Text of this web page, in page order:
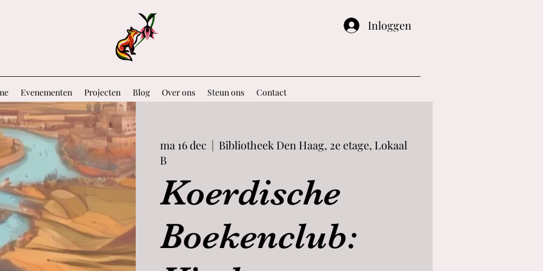
Inloggen
Evenementen Projecten Blog Over ons Steun ons Contact
ma 16 dec
  |
Bibliotheek Den Haag, 2e etage, Lokaal
B
Koerdische
Boekenclub: